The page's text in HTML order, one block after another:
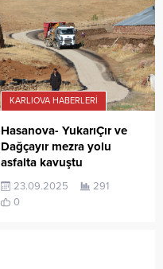
KARLIOVA HABERLERI
Hasanova- YukarıÇır ve
Dağçayır mezra yolu
asfalta kavuştu
23.09.2025
291
0